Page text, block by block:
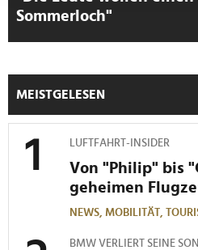
Abschnitt Einzelheitenfest.
Wir verwenden Cookies, um
analysieren. Außerdem geben
Verwendung unserer Website
soziale Medien, Werbung und
Partner führen diese
weiteren Daten zusammen, die
haben oder die sie im Rahmen
gesammelt haben.
Sommerloch"
MEISTGELESEN
LUFTFAHRT-INSIDER
Von "Philip" bis
geheimen
NEWS, MOBILITÄT,
BMW VERLIERT SEINE